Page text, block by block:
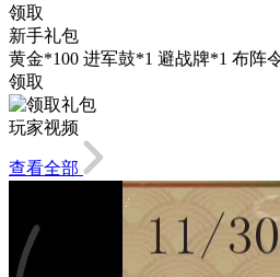
领取
新手礼包
黄金*100 进军鼓*1 避战牌*1 布阵
领取
玩家视频
查看全部